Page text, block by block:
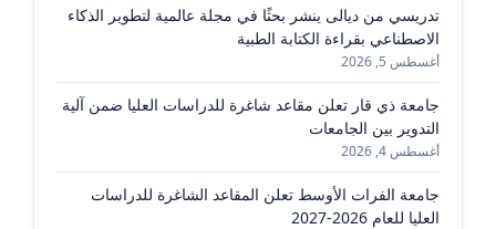
تدريسي من ديالى ينشر بحثًا في مجلة عالمية لتطوير الذكاء
الاصطناعي بقراءة الكتابة الطبية
أغسطس 5, 2026
جامعة ذي قار تعلن مقاعد شاغرة للدراسات العليا ضمن آلية
التدوير بين الجامعات
أغسطس 4, 2026
جامعة الفرات الأوسط تعلن المقاعد الشاغرة للدراسات
العليا للعام 2026-2027